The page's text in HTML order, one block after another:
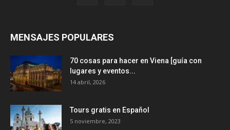
MENSAJES POPULARES
70 cosas para hacer en Viena [guía con
lugares y eventos...
14 abril, 2026
Tours gratis en Español
5 noviembre, 2023